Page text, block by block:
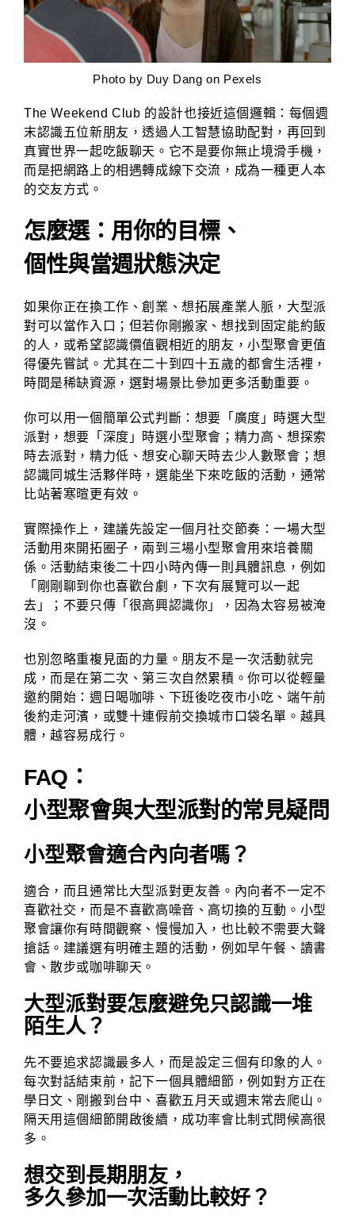
Photo by Duy Dang on Pexels
The Weekend Club 的設計也接近這個邏輯：每個週
末認識五位新朋友，透過人工智慧協助配對，再回到
真實世界一起吃飯聊天。它不是要你無止境滑手機，
而是把網路上的相遇轉成線下交流，成為一種更人本
的交友方式。
怎麼選：用你的目標、
個性與當週狀態決定
如果你正在換工作、創業、想拓展產業人脈，大型派
對可以當作入口；但若你剛搬家、想找到固定能約飯
的人，或希望認識價值觀相近的朋友，小型聚會更值
得優先嘗試。尤其在二十到四十五歲的都會生活裡，
時間是稀缺資源，選對場景比參加更多活動重要。
你可以用一個簡單公式判斷：想要「廣度」時選大型
派對，想要「深度」時選小型聚會；精力高、想探索
時去派對，精力低、想安心聊天時去少人數聚會；想
認識同城生活夥伴時，選能坐下來吃飯的活動，通常
比站著寒暄更有效。
實際操作上，建議先設定一個月社交節奏：一場大型
活動用來開拓圈子，兩到三場小型聚會用來培養關
係。活動結束後二十四小時內傳一則具體訊息，例如
「剛剛聊到你也喜歡台劇，下次有展覽可以一起
去」；不要只傳「很高興認識你」，因為太容易被淹
沒。
也別忽略重複見面的力量。朋友不是一次活動就完
成，而是在第二次、第三次自然累積。你可以從輕量
邀約開始：週日喝咖啡、下班後吃夜市小吃、端午前
後約走河濱，或雙十連假前交換城市口袋名單。越具
體，越容易成行。
FAQ：
小型聚會與大型派對的常見疑問
小型聚會適合內向者嗎？
適合，而且通常比大型派對更友善。內向者不一定不
喜歡社交，而是不喜歡高噪音、高切換的互動。小型
聚會讓你有時間觀察、慢慢加入，也比較不需要大聲
搶話。建議選有明確主題的活動，例如早午餐、讀書
會、散步或咖啡聊天。
大型派對要怎麼避免只認識一堆
陌生人？
先不要追求認識最多人，而是設定三個有印象的人。
每次對話結束前，記下一個具體細節，例如對方正在
學日文、剛搬到台中、喜歡五月天或週末常去爬山。
隔天用這個細節開啟後續，成功率會比制式問候高很
多。
想交到長期朋友，
多久參加一次活動比較好？